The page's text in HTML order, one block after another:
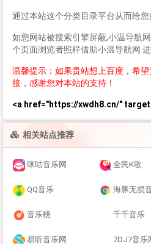
通过本站这个分类目录平台从而给
如您网站被搜索引擎屏蔽,小温导航
个页面浏览者照样借助小温导航网
温馨提示：如果贵站想上百度，希
接，感谢您对本站的支持！
<a href="https://xwdh8.cn/"
相关站点推荐
咪咕音乐网 全民K歌
QQ音乐 海豚无损
音乐榜 千千音乐
易听音乐网 7DJ7音乐